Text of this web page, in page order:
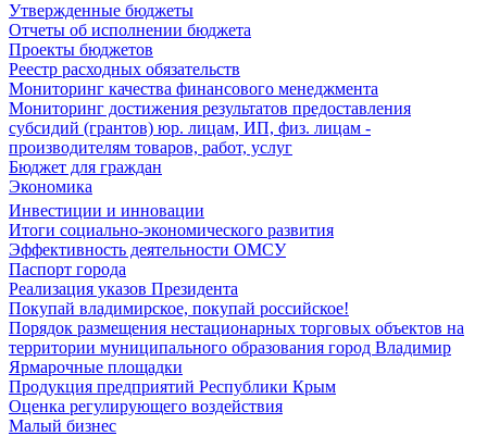
Утвержденные бюджеты
Отчеты об исполнении бюджета
Проекты бюджетов
Реестр расходных обязательств
Мониторинг качества финансового менеджмента
Мониторинг достижения результатов предоставления
субсидий (грантов) юр. лицам, ИП, физ. лицам -
производителям товаров, работ, услуг
Бюджет для граждан
Экономика
Инвестиции и инновации
Итоги социально-экономического развития
Эффективность деятельности ОМСУ
Паспорт города
Реализация указов Президента
Покупай владимирское, покупай российское!
Порядок размещения нестационарных торговых объектов на
территории муниципального образования город Владимир
Ярмарочные площадки
Продукция предприятий Республики Крым
Оценка регулирующего воздействия
Малый бизнес